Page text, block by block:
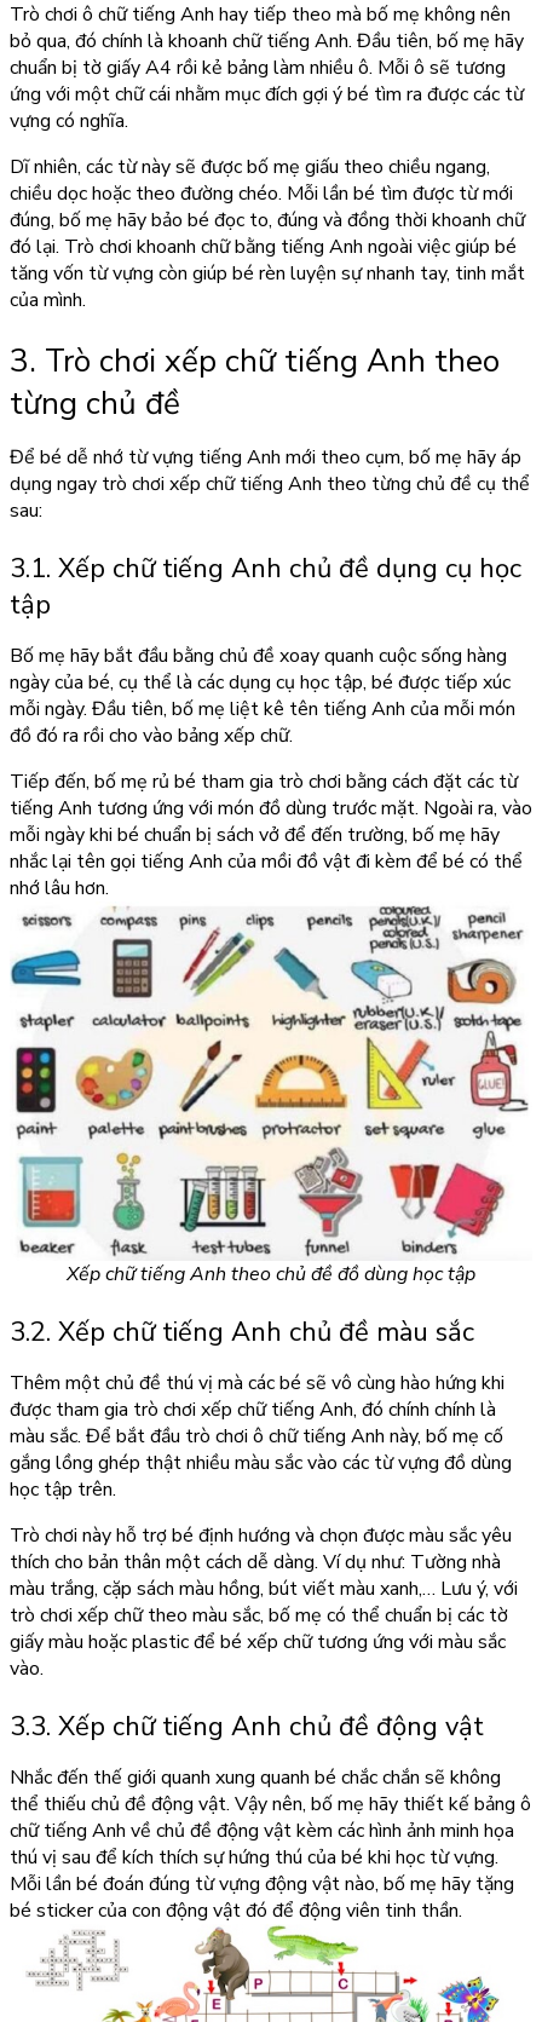
Trò chơi ô chữ tiếng Anh hay tiếp theo mà bố mẹ không nên
bỏ qua, đó chính là khoanh chữ tiếng Anh. Đầu tiên, bố mẹ hãy
chuẩn bị tờ giấy A4 rồi kẻ bảng làm nhiều ô. Mỗi ô sẽ tương
ứng với một chữ cái nhằm mục đích gợi ý bé tìm ra được các từ
vựng có nghĩa.
Dĩ nhiên, các từ này sẽ được bố mẹ giấu theo chiều ngang,
chiều dọc hoặc theo đường chéo. Mỗi lần bé tìm được từ mới
đúng, bố mẹ hãy bảo bé đọc to, đúng và đồng thời khoanh chữ
đó lại. Trò chơi khoanh chữ bằng tiếng Anh ngoài việc giúp bé
tăng vốn từ vựng còn giúp bé rèn luyện sự nhanh tay, tinh mắt
của mình.
3. Trò chơi xếp chữ tiếng Anh theo
từng chủ đề
Để bé dễ nhớ từ vựng tiếng Anh mới theo cụm, bố mẹ hãy áp
dụng ngay trò chơi xếp chữ tiếng Anh theo từng chủ đề cụ thể
sau:
3.1. Xếp chữ tiếng Anh chủ đề dụng cụ học
tập
Bố mẹ hãy bắt đầu bằng chủ đề xoay quanh cuộc sống hàng
ngày của bé, cụ thể là các dụng cụ học tập, bé được tiếp xúc
mỗi ngày. Đầu tiên, bố mẹ liệt kê tên tiếng Anh của mỗi món
đồ đó ra rồi cho vào bảng xếp chữ.
Tiếp đến, bố mẹ rủ bé tham gia trò chơi bằng cách đặt các từ
tiếng Anh tương ứng với món đồ dùng trước mặt. Ngoài ra, vào
mỗi ngày khi bé chuẩn bị sách vở để đến trường, bố mẹ hãy
nhắc lại tên gọi tiếng Anh của mồi đồ vật đi kèm để bé có thể
nhớ lâu hơn.
Xếp chữ tiếng Anh theo chủ đề đồ dùng học tập
3.2. Xếp chữ tiếng Anh chủ đề màu sắc
Thêm một chủ đề thú vị mà các bé sẽ vô cùng hào hứng khi
được tham gia trò chơi xếp chữ tiếng Anh, đó chính chính là
màu sắc. Để bắt đầu trò chơi ô chữ tiếng Anh này, bố mẹ cố
gắng lồng ghép thật nhiều màu sắc vào các từ vựng đồ dùng
học tập trên.
Trò chơi này hỗ trợ bé định hướng và chọn được màu sắc yêu
thích cho bản thân một cách dễ dàng. Ví dụ như: Tường nhà
màu trắng, cặp sách màu hồng, bút viết màu xanh,… Lưu ý, với
trò chơi xếp chữ theo màu sắc, bố mẹ có thể chuẩn bị các tờ
giấy màu hoặc plastic để bé xếp chữ tương ứng với màu sắc
vào.
3.3. Xếp chữ tiếng Anh chủ đề động vật
Nhắc đến thế giới quanh xung quanh bé chắc chắn sẽ không
thể thiếu chủ đề động vật. Vậy nên, bố mẹ hãy thiết kế bảng ô
chữ tiếng Anh về chủ đề động vật kèm các hình ảnh minh họa
thú vị sau để kích thích sự hứng thú của bé khi học từ vựng.
Mỗi lần bé đoán đúng từ vựng động vật nào, bố mẹ hãy tặng
bé sticker của con động vật đó để động viên tinh thần.